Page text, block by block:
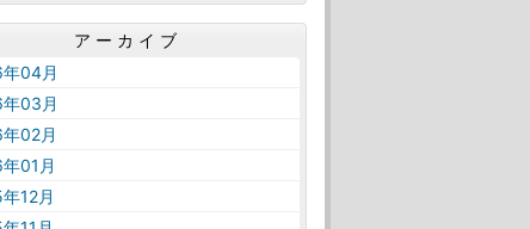
アーカイブ
04月
03月
02月
01月
12月